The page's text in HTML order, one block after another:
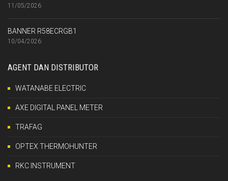
11/05/2026
BANNER R58ECRGB1
10/04/2026
AGENT DAN DISTRIBUTOR
WATANABE ELECTRIC
AXE DIGITAL PANEL METER
TRAFAG
OPTEX THERMOHUNTER
RKC INSTRUMENT